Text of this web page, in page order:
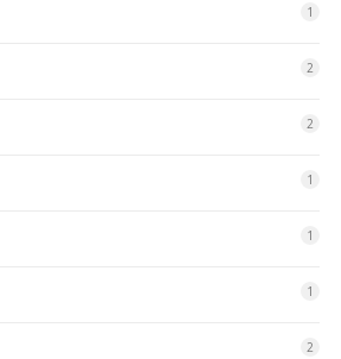
1
2
2
1
1
1
2